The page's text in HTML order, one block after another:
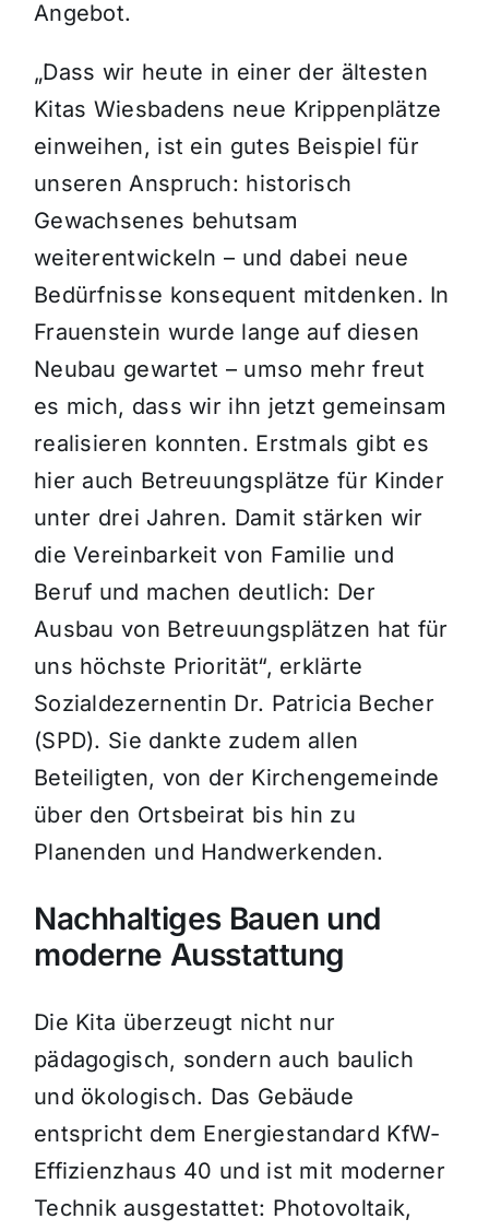
Angebot.
„Dass wir heute in einer der ältesten
Kitas Wiesbadens neue Krippenplätze
einweihen, ist ein gutes Beispiel für
unseren Anspruch: historisch
Gewachsenes behutsam
weiterentwickeln– und dabei neue
Bedürfnisse konsequent mitdenken. In
Frauenstein wurde lange auf diesen
Neubau gewartet – umso mehr freut
es mich, dass wir ihn jetzt gemeinsam
realisieren konnten. Erstmals gibt es
hier auch Betreuungsplätze für Kinder
unter drei Jahren. Damit stärken wir
die Vereinbarkeit von Familie und
Beruf und machen deutlich: Der
Ausbau von Betreuungsplätzen hat für
uns höchste Priorität“, erklärte
Sozialdezernentin Dr. Patricia Becher
(SPD). Sie dankte zudem allen
Beteiligten, von der Kirchengemeinde
über den Ortsbeirat bis hin zu
Planenden und Handwerkenden.
Nachhaltiges Bauen und
moderne Ausstattung
Die Kita überzeugt nicht nur
pädagogisch, sondern auch baulich
und ökologisch. Das Gebäude
entspricht dem Energiestandard KfW-
Effizienzhaus 40 und ist mit moderner
Technik ausgestattet: Photovoltaik,